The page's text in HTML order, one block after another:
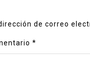
de correo
*